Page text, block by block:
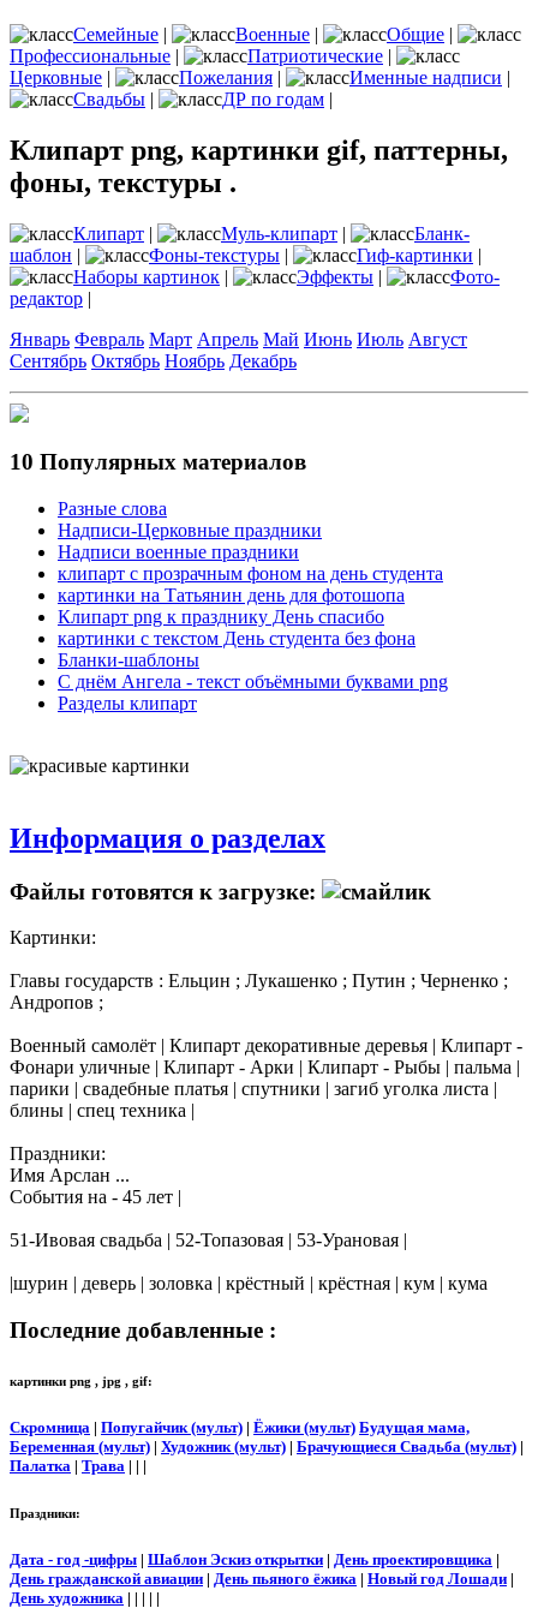
Семейные | Военные | Общие |
Профессиональные | Патриотические |
Церковные | Пожелания | Именные надписи |
Свадьбы | ДР по годам |
Клипарт png, картинки gif, паттерны,
фоны, текстуры .
Клипарт | Муль-клипарт |
Бланк-
шаблон | Фоны-текстуры | Гиф-картинки |
Наборы картинок | Эффекты |
Фото-
редактор |
Январь Февраль Март Апрель Май Июнь Июль Август
Сентябрь Октябрь Ноябрь Декабрь
10 Популярных материалов
Разные слова
Надписи-Церковные праздники
Надписи военные праздники
клипарт с прозрачным фоном на день студента
картинки на Татьянин день для фотошопа
Клипарт png к празднику День спасибо
картинки с текстом День студента без фона
Бланки-шаблоны
С днём Ангела - текст объёмными буквами png
Разделы клипарт
Информация о разделах
Файлы готовятся к загрузке:
Картинки:
Главы государств : Ельцин ; Лукашенко ; Путин ; Черненко ;
Андропов ;
Военный самолёт | Клипарт декоративные деревья | Клипарт -
Фонари уличные | Клипарт - Арки | Клипарт - Рыбы | пальма |
парики | свадебные платья | спутники | загиб уголка листа |
блины | спец техника |
Праздники:
Имя Арслан ...
События на - 45 лет |
51-Ивовая свадьба | 52-Топазовая | 53-Урановая |
|шурин | деверь | золовка | крёстный | крёстная | кум | кума
Последние добавленные :
картинки png , jpg , gif:
Скромница | Попугайчик (мульт) | Ёжики (мульт) Будущая мама,
Беременная (мульт) | Художник (мульт) | Брачующиеся Свадьба (мульт) |
Палатка | Трава | | |
Праздники:
Дата - год -цифры | Шаблон Эскиз открытки | День проектировщика |
День гражданской авиации | День пьяного ёжика | Новый год Лошади |
День художника | | | | |